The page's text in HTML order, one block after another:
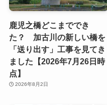
鹿児之橋どこまででき
た？ 加古川の新しい橋を
「送り出す」工事を見てき
ました【2026年7月26日時
点】
2026年8月2日